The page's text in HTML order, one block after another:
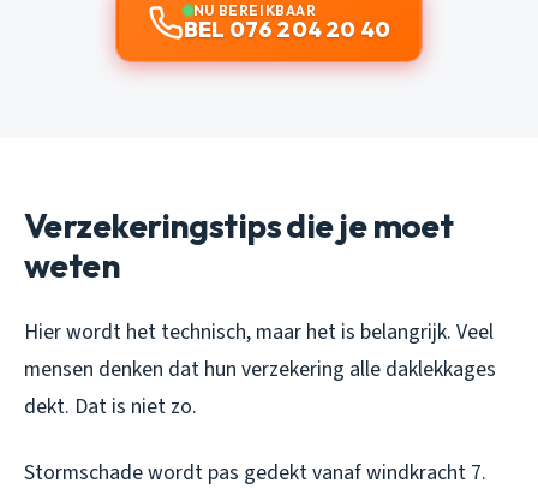
NU BEREIKBAAR
BEL 076 204 20 40
Verzekeringstips die je moet
weten
Hier wordt het technisch, maar het is belangrijk. Veel
mensen denken dat hun verzekering alle daklekkages
dekt. Dat is niet zo.
Stormschade wordt pas gedekt vanaf windkracht 7.